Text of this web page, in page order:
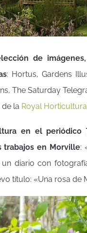
de
: Hortus, Gardens
The Saturday
la Royal
en el
trabajos en Morville:
diario con
título: «Una rosa de